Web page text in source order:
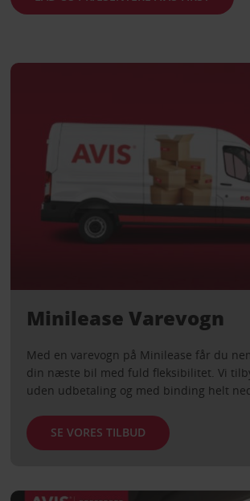
Minilease Varevogn
Med en varevogn på Minilease får du
din næste bil med fuld fleksibilitet. Vi
uden udbetaling og med binding helt
SE VORES TILBUD